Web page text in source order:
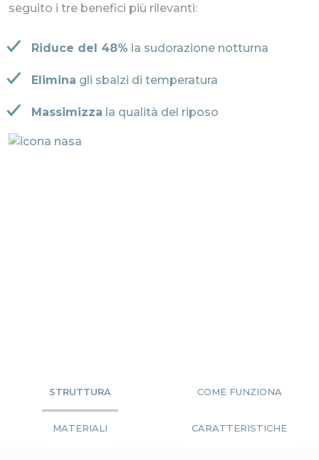
seguito i tre benefici più rilevanti:
Riduce del 48% la sudorazione notturna
Elimina gli sbalzi di temperatura
Massimizza la qualità del riposo
STRUTTURA COME FUNZIONA
MATERIALI CARATTERISTICHE